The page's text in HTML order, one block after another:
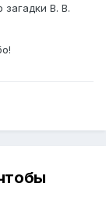
загадки В. В.